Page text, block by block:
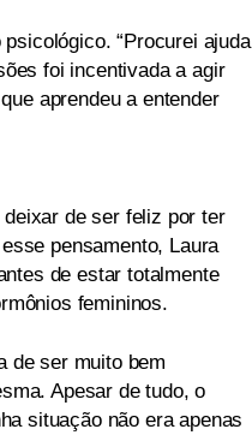
“Procurei ajuda
foi incentivada a agir
aprendeu a entender
deixar de ser feliz por ter
pensamento, Laura
de estar totalmente
femininos.
de ser muito bem
Apesar de tudo, o
situação não era apenas